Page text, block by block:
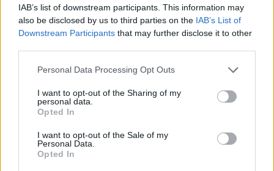
IAB’s list of downstream participants. This information may
also be disclosed by us to third parties on the IAB’s List of
Downstream Participants that may further disclose it to other
Please note that this website/app uses one or more Google
not limited to your visit or usage behaviour. You may click to
grant or deny consent to Google and its third-party tags to
use your data for below specified purposes in below Google
consent section.
Personal Data Processing Opt Outs
I want to opt-out of the Sharing of my
personal data.
Opted In
I want to opt-out of the Sale of my
Personal Data.
Opted In